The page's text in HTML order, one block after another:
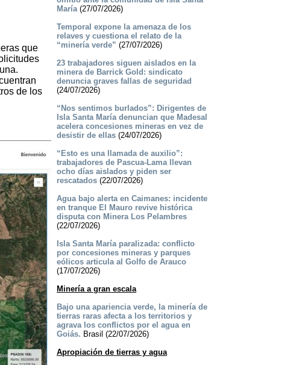
que
de los
María(27/07/2026)
Temporal expone la amenaza de los
relaves y cuestiona el relato de la
“minería verde” (27/07/2026)
23 trabajadores siguen aislados en la
minera de Barrick Gold: sindicato
denuncia graves fallas de seguridad
(24/07/2026)
“Nos sentimos burlados”: Dirigentes de
Isla Santa María denuncian que Madesal
acelera concesiones mineras en vez de
desistir de ellas(24/07/2026)
“Esto es una llamada de auxilio”:
trabajadores de Pascua-Lama llevan
ocho días aislados y piden ser
rescatados(22/07/2026)
Agua bajo alerta en Caimanes: incidente
en tranque El Mauro revive histórica
disputa con Minera Los Pelambres
(22/07/2026)
Isla Santa María paralizada: conflicto
por concesiones mineras y parques
eólicos articula al Golfo de Arauco
(17/07/2026)
Minería a gran escala
Bajo una apariencia verde, la minería de
tierras raras afecta a los territorios y
agrava los conflictos por el agua en
Goiás. Brasil (22/07/2026)
Apropiación de tierras y agua